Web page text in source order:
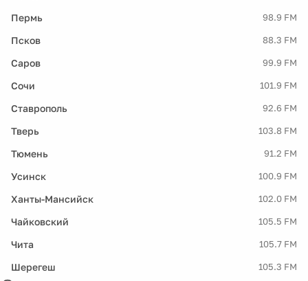
Пермь 98.9 FM
Псков 88.3 FM
Саров 99.9 FM
Сочи 101.9 FM
Ставрополь 92.6 FM
Тверь 103.8 FM
Тюмень 91.2 FM
Усинск 100.9 FM
Ханты-Мансийск 102.0 FM
Чайковский 105.5 FM
Чита 105.7 FM
Шерегеш 105.3 FM